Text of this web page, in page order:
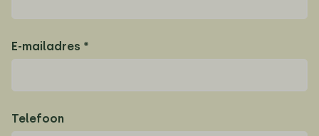
E-mailadres *
Telefoon